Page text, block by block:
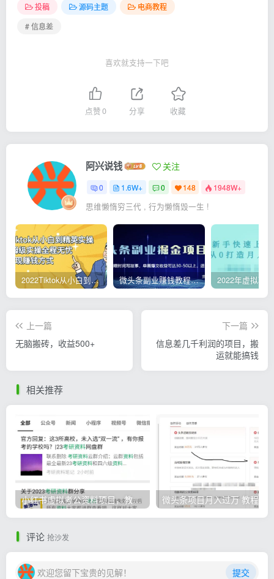
投稿
源码主题
电商教程
# 信息差
喜欢就支持一下吧
点赞0 分享 收藏
阿兴说钱 关注
0 1.6W+ 0 148 1948W+
思维懒惰穷三代 , 行为懒惰毁一生 !
2022Tiktok从小白到精英实操，0-1保姆级实操全程无忧，多种变现赚钱方式 微头条副业赚钱教程，项目单号单天做到50-100+收益
上一篇
无脑搬砖，收益500+
下一篇
信息差几千利润的项目，搬
运就能搞钱
相关推荐
小红书虚拟考公资料项目，教资项目轻松月入过万的核心玩法
评论 抢沙发
欢迎您留下宝贵的见解！ 提交